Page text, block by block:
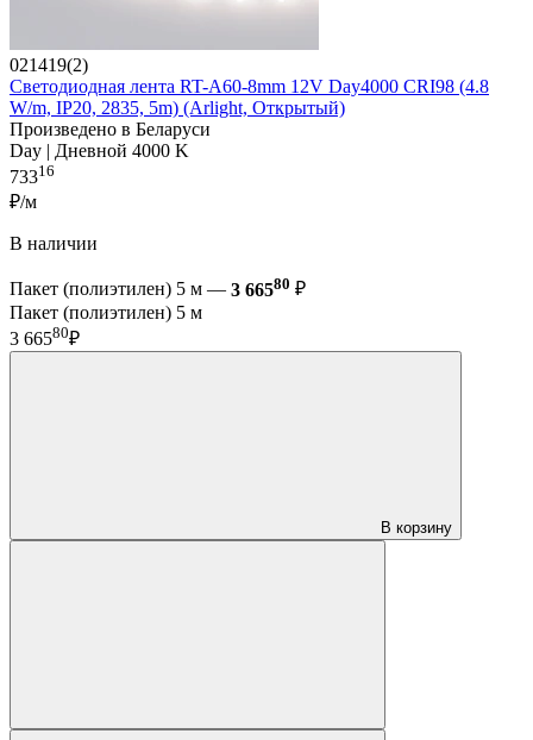
021419(2)
Светодиодная лента RT-A60-8mm 12V Day4000 CRI98 (4.8
W/m, IP20, 2835, 5m) (Arlight, Открытый)
Произведено в Беларуси
Day | Дневной 4000 K
73316
₽/м
В наличии
Пакет (полиэтилен) 5 м — 3 66580 ₽
Пакет (полиэтилен) 5 м
3 66580₽
В корзину